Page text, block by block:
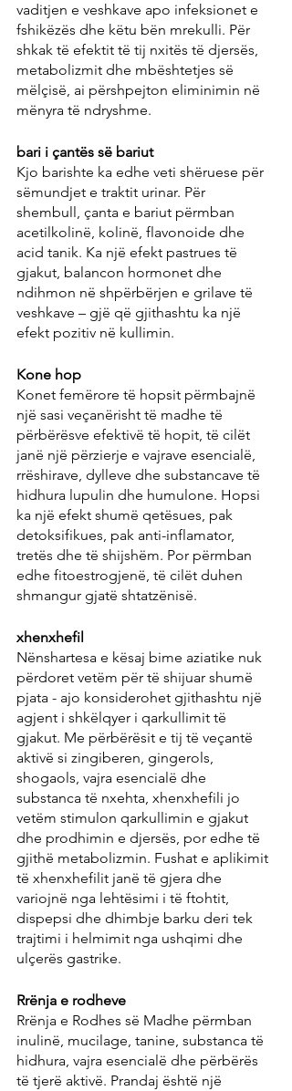
vaditjen e veshkave apo infeksionet e
fshikëzës dhe këtu bën mrekulli. Për
shkak të efektit të tij nxitës të djersës,
metabolizmit dhe mbështetjes së
mëlçisë, ai përshpejton eliminimin në
mënyra të ndryshme.
bari i çantës së bariut
Kjo barishte ka edhe veti shëruese për
sëmundjet e traktit urinar. Për
shembull, çanta e bariut përmban
acetilkolinë, kolinë, flavonoide dhe
acid tanik. Ka një efekt pastrues të
gjakut, balancon hormonet dhe
ndihmon në shpërbërjen e grilave të
veshkave – gjë që gjithashtu ka një
efekt pozitiv në kullimin.
Kone hop
Konet femërore të hopsit përmbajnë
një sasi veçanërisht të madhe të
përbërësve efektivë të hopit, të cilët
janë një përzierje e vajrave esencialë,
rrëshirave, dylleve dhe substancave të
hidhura lupulin dhe humulone. Hopsi
ka një efekt shumë qetësues, pak
detoksifikues, pak anti-inflamator,
tretës dhe të shijshëm. Por përmban
edhe fitoestrogjenë, të cilët duhen
shmangur gjatë shtatzënisë.
xhenxhefil
Nënshartesa e kësaj bime aziatike nuk
përdoret vetëm për të shijuar shumë
pjata - ajo konsiderohet gjithashtu një
agjent i shkëlqyer i qarkullimit të
gjakut. Me përbërësit e tij të veçantë
aktivë si zingiberen, gingerols,
shogaols, vajra esencialë dhe
substanca të nxehta, xhenxhefili jo
vetëm stimulon qarkullimin e gjakut
dhe prodhimin e djersës, por edhe të
gjithë metabolizmin. Fushat e aplikimit
të xhenxhefilit janë të gjera dhe
variojnë nga lehtësimi i të ftohtit,
dispepsi dhe dhimbje barku deri tek
trajtimi i helmimit nga ushqimi dhe
ulçerës gastrike.
Rrënja e rodheve
Rrënja e Rodhes së Madhe përmban
inulinë, mucilage, tanine, substanca të
hidhura, vajra esencialë dhe përbërës
të tjerë aktivë. Prandaj është një